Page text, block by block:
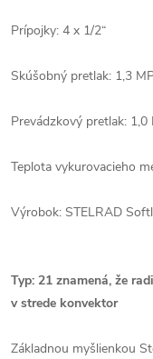
Prípojky: 4 x 1/2“
Skúšobný pretlak: 1,3
Prevádzkový pretlak: 1,0
Teplota vykurovacieho
Výrobok: STELRAD
Typ: 21 znamená, že
v strede konvektor
Základnou myšlienkou